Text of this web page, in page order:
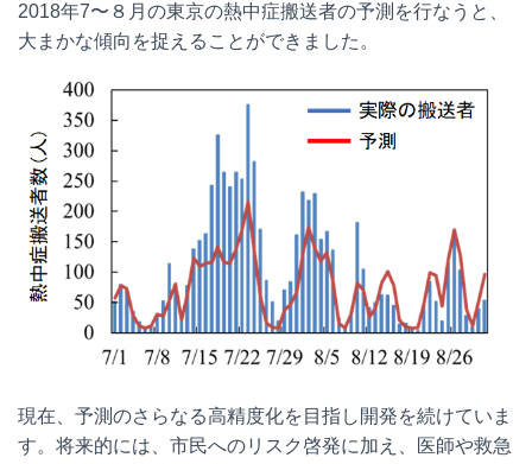
2018年7〜８月の東京の熱中症搬送者の予測を行なうと、
大まかな傾向を捉えることができました。
現在、予測のさらなる高精度化を目指し開発を続けていま
す。将来的には、市民へのリスク啓発に加え、医師や救急